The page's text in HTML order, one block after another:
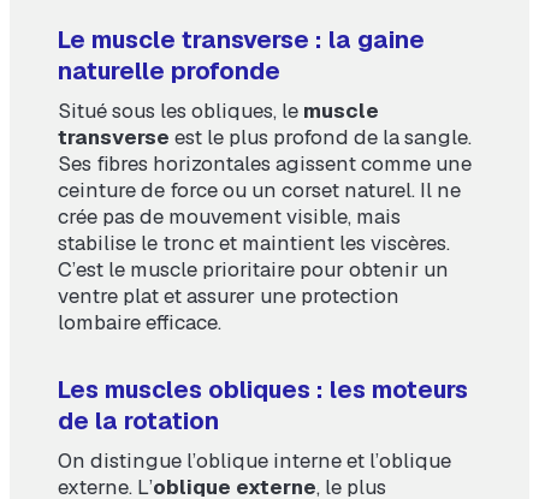
Le muscle transverse : la gaine
naturelle profonde
Situé sous les obliques, le muscle
transverse est le plus profond de la sangle.
Ses fibres horizontales agissent comme une
ceinture de force ou un corset naturel. Il ne
crée pas de mouvement visible, mais
stabilise le tronc et maintient les viscères.
C’est le muscle prioritaire pour obtenir un
ventre plat et assurer une protection
lombaire efficace.
Les muscles obliques : les moteurs
de la rotation
On distingue l’oblique interne et l’oblique
externe. L’oblique externe, le plus